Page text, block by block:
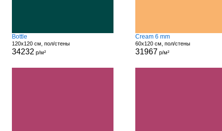
Bottle
120x120 см, пол/стены
34232 р/м²
Cream 6 mm
60x120 см, пол/стены
31967 р/м²